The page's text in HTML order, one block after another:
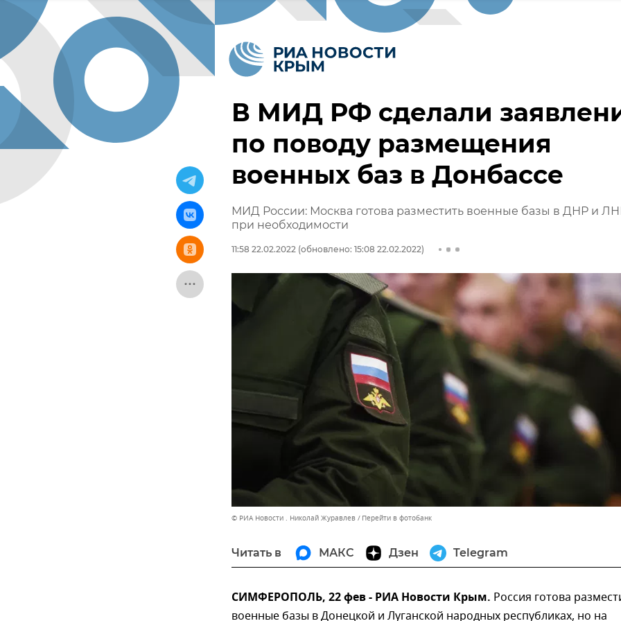
В МИД РФ сделали
по поводу размещения
военных баз в Донбассе
МИД России: Москва готова разместить военные базы в ДНР и
при необходимости
11:58 22.02.2022 (обновлено: 15:08 22.02.2022)
© РИА Новости . Николай Журавлев Перейти в фотобанк
Читать в МАКС Дзен Telegram
СИМФЕРОПОЛЬ, 22 фев - РИА Новости Крым. Россия готова
военные базы в Донецкой и Луганской народных республиках, но на